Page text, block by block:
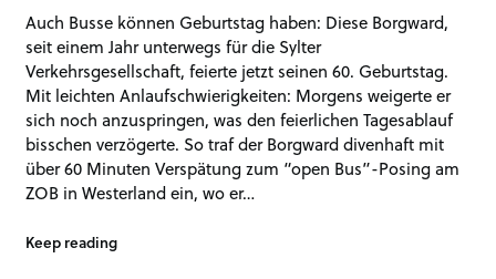
Auch Busse können Geburtstag haben: Diese Borgward,
seit einem Jahr unterwegs für die Sylter
Verkehrsgesellschaft, feierte jetzt seinen 60. Geburtstag.
Mit leichten Anlaufschwierigkeiten: Morgens weigerte er
sich noch anzuspringen, was den feierlichen Tagesablauf
bisschen verzögerte. So traf der Borgward divenhaft mit
über 60 Minuten Verspätung zum “open Bus”-Posing am
ZOB in Westerland ein, wo er…
Keep reading